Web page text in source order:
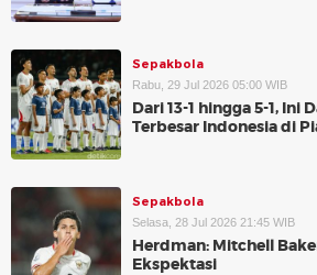
Sepakbola
Rabu, 29 Jul 2026 05:00 WIB
Dari 13-1 hingga 5-1, Ini
Terbesar Indonesia di
Sepakbola
Selasa, 28 Jul 2026 21:45 WIB
Herdman: Mitchell
Ekspektasi